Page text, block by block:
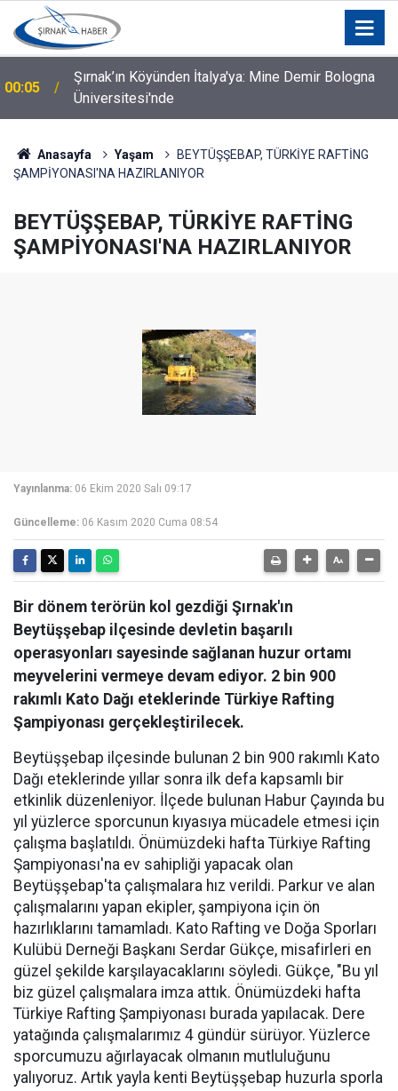
00:05
Şırnak’ın Köyünden İtalya'ya: Mine Demir Bologna
Üniversitesi'nde
Anasayfa Yaşam
BEYTÜŞŞEBAP, TÜRKİYE RAFTİNG
ŞAMPİYONASI'NA HAZIRLANIYOR
BEYTÜŞŞEBAP, TÜRKİYE RAFTİNG
ŞAMPİYONASI'NA HAZIRLANIYOR
Yayınlanma: 06 Ekim 2020 Salı 09:17
Güncelleme: 06 Kasım 2020 Cuma 08:54
Bir dönem terörün kol gezdiği Şırnak'ın
Beytüşşebap ilçesinde devletin başarılı
operasyonları sayesinde sağlanan huzur ortamı
meyvelerini vermeye devam ediyor. 2 bin 900
rakımlı Kato Dağı eteklerinde Türkiye Rafting
Şampiyonası gerçekleştirilecek.
Beytüşşebap ilçesinde bulunan 2 bin 900 rakımlı Kato
Dağı eteklerinde yıllar sonra ilk defa kapsamlı bir
etkinlik düzenleniyor. İlçede bulunan Habur Çayında bu
yıl yüzlerce sporcunun kıyasıya mücadele etmesi için
çalışma başlatıldı. Önümüzdeki hafta Türkiye Rafting
Şampiyonası'na ev sahipliği yapacak olan
Beytüşşebap'ta çalışmalara hız verildi. Parkur ve alan
çalışmalarını yapan ekipler, şampiyona için ön
hazırlıklarını tamamladı. Kato Rafting ve Doğa Sporları
Kulübü Derneği Başkanı Serdar Gükçe, misafirleri en
güzel şekilde karşılayacaklarını söyledi. Gükçe, "Bu yıl
biz güzel çalışmalara imza attık. Önümüzdeki hafta
Türkiye Rafting Şampiyonası burada yapılacak. Dere
yatağında çalışmalarımız 4 gündür sürüyor. Yüzlerce
sporcumuzu ağırlayacak olmanın mutluluğunu
yalıyoruz. Artık yayla kenti Beytüşşebap huzurla sporla